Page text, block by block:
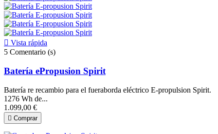
 Vista rápida
5 Comentario (s)
Batería ePropusion Spirit
Batería re recambio para el fueraborda eléctrico E-propulsion Spirit.
1276 Wh de...
1.099,00 €
 Comprar